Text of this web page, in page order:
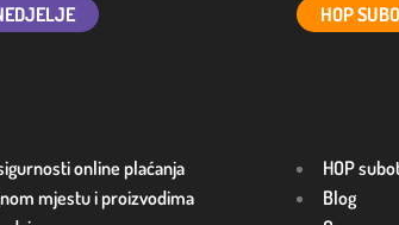
HOP
online plaćanja
mjestu i proizvodima
HOP
Blog